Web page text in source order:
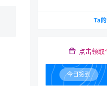
Ta
点击领取
今日签到